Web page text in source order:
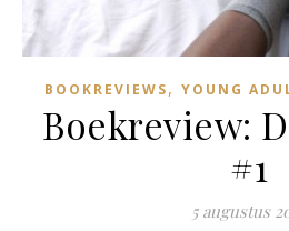
BOOKREVIEWS, YOUNG
Boekreview:
#1
5 augustus